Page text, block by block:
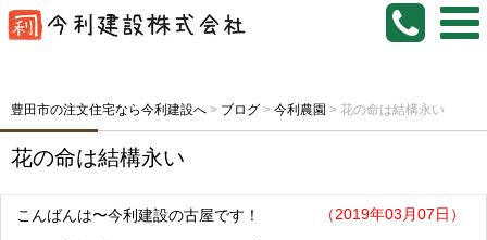
豊田市の注文住宅なら今利建設へ > ブログ > 今利農園 > 花の命は結構永い
花の命は結構永い
（2019年03月07日）
こんばんは〜今利建設の古屋です！